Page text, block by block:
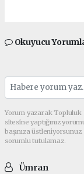
Okuyucu
Yorum yazarak Topluluk
sitesine yaptığınız
başınıza
sorumlu tutulamaz.
Ümran